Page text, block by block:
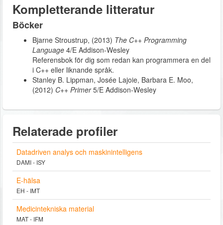
Kompletterande litteratur
Böcker
Bjarne Stroustrup, (2013) The C++ Programming
Language 4/E Addison-Wesley
Referensbok för dig som redan kan programmera en del
i C++ eller liknande språk.
Stanley B. Lippman, Josée Lajoie, Barbara E. Moo,
(2012) C++ Primer5/E Addison-Wesley
Relaterade profiler
Datadriven analys och maskinintelligens
DAMI - ISY
E-hälsa
EH - IMT
Medicintekniska material
MAT - IFM